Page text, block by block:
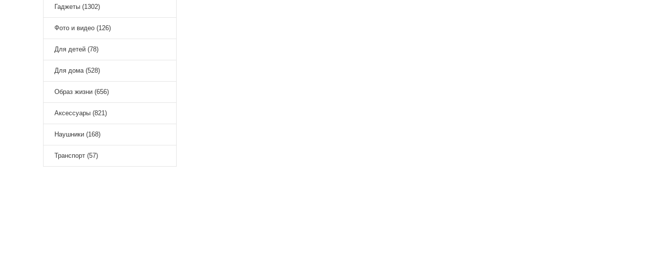
Гаджеты (1302)
Фото и видео (126)
Для детей (78)
Для дома (528)
Образ жизни (656)
Аксессуары (821)
Наушники (168)
Транспорт (57)